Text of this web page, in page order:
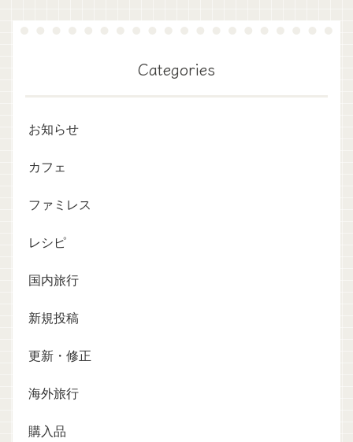
Categories
お知らせ
カフェ
ファミレス
レシピ
国内旅行
新規投稿
更新・修正
海外旅行
購入品